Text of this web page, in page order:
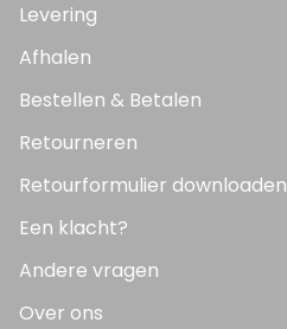
Levering
Afhalen
Bestellen & Betalen
Retourneren
Retourformulier downloaden
Een klacht?
Andere vragen
Over ons